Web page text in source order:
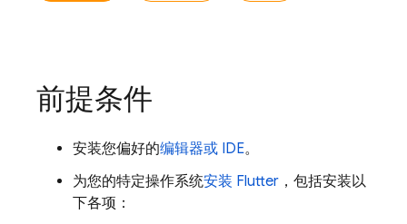
前提条件
安装您偏好的编辑器或 IDE。
为您的特定操作系统安装 Flutter ，包括安装以
下各项：